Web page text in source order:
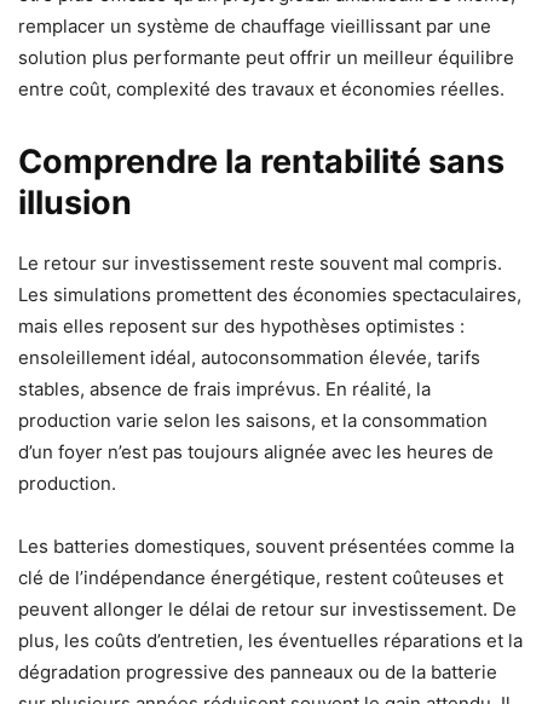
remplacer un système de chauffage vieillissant par une
solution plus performante peut offrir un meilleur équilibre
entre coût, complexité des travaux et économies réelles.
Comprendre la rentabilité sans
illusion
Le retour sur investissement reste souvent mal compris.
Les simulations promettent des économies spectaculaires,
mais elles reposent sur des hypothèses optimistes :
ensoleillement idéal, autoconsommation élevée, tarifs
stables, absence de frais imprévus. En réalité, la
production varie selon les saisons, et la consommation
d’un foyer n’est pas toujours alignée avec les heures de
production.
Les batteries domestiques, souvent présentées comme la
clé de l’indépendance énergétique, restent coûteuses et
peuvent allonger le délai de retour sur investissement. De
plus, les coûts d’entretien, les éventuelles réparations et la
dégradation progressive des panneaux ou de la batterie